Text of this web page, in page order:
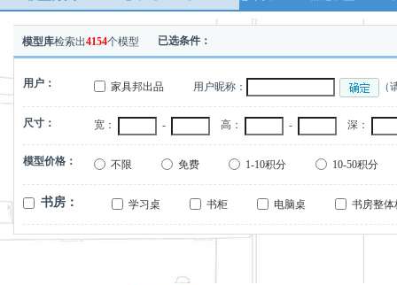
模型库检索出4154个模型 已选条件：
用户： 家具邦出品 用户昵称：
尺寸： 宽： - 高： - 深：
模型价格： 不限 免费 1-10积分 10-50积分
书房： 学习桌 书柜 电脑桌 书房整体